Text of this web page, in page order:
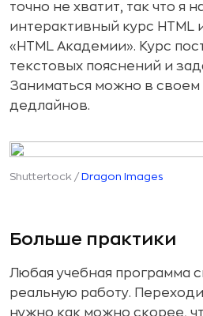
точно не хватит, так что я
интерактивный курс HTML
«HTML Академии». Курс
текстовых пояснений и
Заниматься можно в своем
дедлайнов.
Shuttertock /Dragon Images
Больше практики
Любая учебная программа
реальную работу.
нужно как можно скорее,